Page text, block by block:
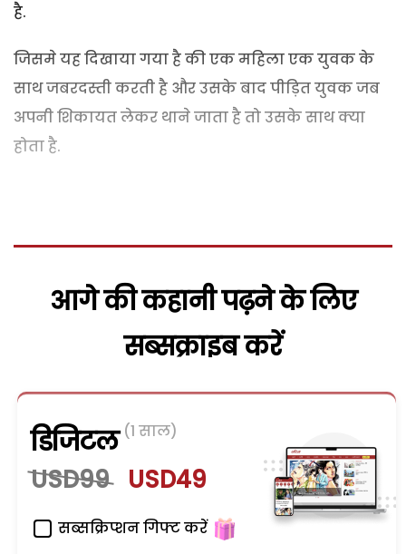
है.
जिसमे यह दिखाया गया है की एक महिला एक युवक के
साथ जबरदस्ती करती है और उसके बाद पीड़ित युवक जब
अपनी शिकायत लेकर थाने जाता है तो उसके साथ क्या
होता है.
आगे की कहानी पढ़ने के लिए
सब्सक्राइब करें
डिजिटल (1 साल)
USD99 USD49
सब्सक्रिप्शन गिफ्ट करें